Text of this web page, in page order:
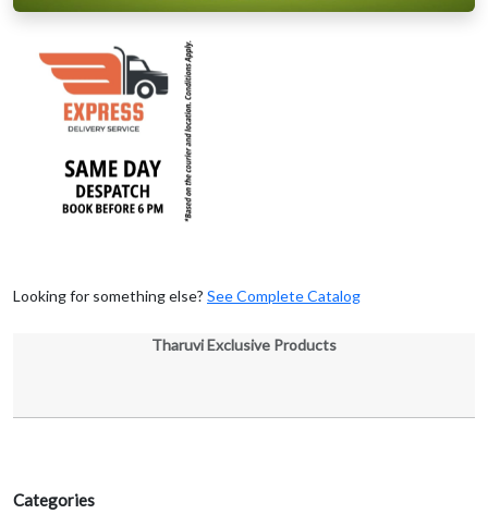
Categories
Looking for something else? See Complete Catalog
Tharuvi Exclusive Products